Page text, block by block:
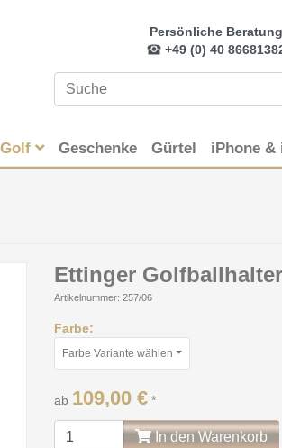
Persönliche Beratung
+49 (0) 40
Geschenke Gürtel iPhone &
Ettinger Golfballhalter
Artikelnummer: 257/06
Farbe:
Farbe Variante wählen
ab 109,00 € *
In den Warenkorb